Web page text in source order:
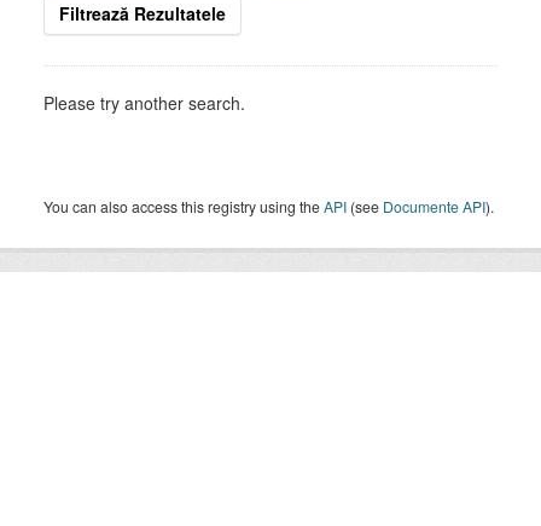
Filtrează Rezultatele
Please try another search.
You can also access this registry using theAPI (see Documente API).